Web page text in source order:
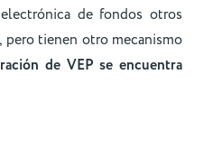
de fondos otros
pero tienen otro mecanismo
de VEP se encuentra